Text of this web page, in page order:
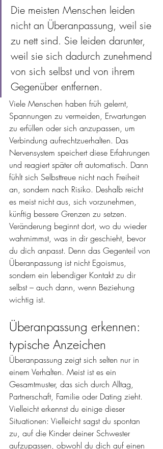
Die meisten Menschen leiden
nicht an Überanpassung, weil sie
zu nett sind. Sie leiden darunter,
weil sie sich dadurch zunehmend
von sich selbst und von ihrem
Gegenüber entfernen.
Viele Menschen haben früh gelernt,
Spannungen zu vermeiden, Erwartungen
zu erfüllen oder sich anzupassen, um
Verbindung aufrechtzuerhalten. Das
Nervensystem speichert diese Erfahrungen
und reagiert später oft automatisch. Dann
fühlt sich Selbsttreue nicht nach Freiheit
an, sondern nach Risiko. Deshalb reicht
es meist nicht aus, sich vorzunehmen,
künftig bessere Grenzen zu setzen.
Veränderung beginnt dort, wo du wieder
wahrnimmst, was in dir geschieht, bevor
du dich anpasst. Denn das Gegenteil von
Überanpassung ist nicht Egoismus,
sondern ein lebendiger Kontakt zu dir
selbst – auch dann, wenn Beziehung
wichtig ist.
Überanpassung erkennen:
typische Anzeichen
Überanpassung zeigt sich selten nur in
einem Verhalten. Meist ist es ein
Gesamtmuster, das sich durch Alltag,
Partnerschaft, Familie oder Dating zieht.
Vielleicht erkennst du einige dieser
Situationen: Vielleicht sagst du spontan
zu, auf die Kinder deiner Schwester
aufzupassen, obwohl du dich auf einen